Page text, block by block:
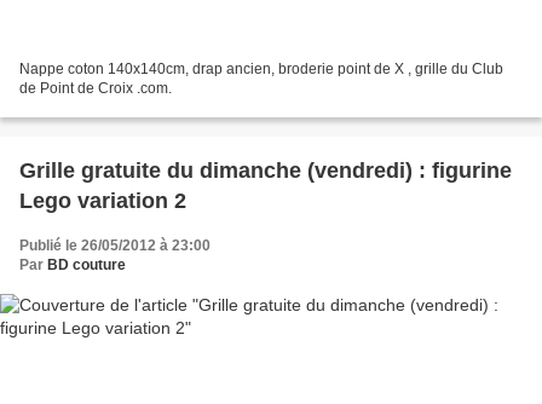
Nappe coton 140x140cm, drap ancien, broderie point de X , grille du Club
de Point de Croix .com.
Grille gratuite du dimanche (vendredi) : figurine
Lego variation 2
Publié le 26/05/2012 à 23:00
Par BD couture